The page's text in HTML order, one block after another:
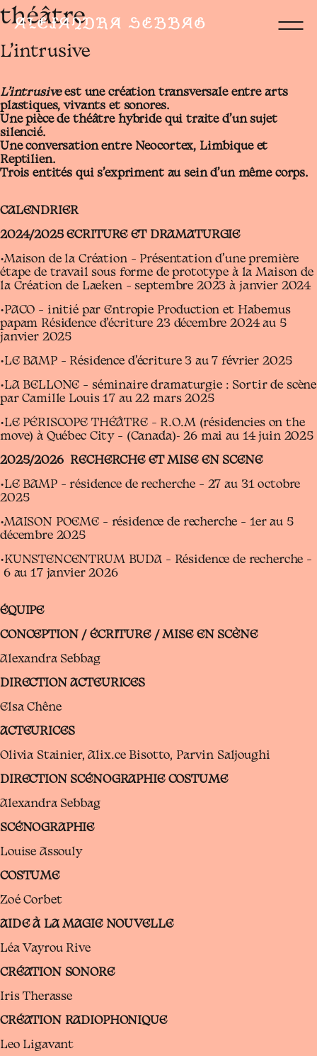
Skip
to
théâtre
L’intrusive
L’intrusiveest une création transversale entre arts
plastiques, vivants et sonores.
Une pièce de théâtre hybride qui traite d’un sujet
silencié.
Une conversation entre Neocortex, Limbique et
Reptilien.
Trois entités qui s’expriment au sein d’un même corps.
CALENDRIER
2024/2025 ECRITURE ET DRAMATURGIE
•Maison de la Création – Présentation d’une première
étape de travail sous forme de prototype à la Maison de
la Création de Laeken – septembre 2023 à janvier 2024
•PACO – initié par Entropie Production et Habemus
papam Résidence d’écriture 23 décembre 2024 au 5
janvier 2025
•LE BAMP – Résidence d’écriture 3 au 7 février 2025
•LA BELLONE – séminaire dramaturgie : Sortir de scène
par Camille Louis 17 au 22 mars 2025
•LE PÉRISCOPE THÉÂTRE – R.O.M (résidencies on the
move) à Québec City – (Canada)- 26 mai au 14 juin 2025
2025/2026 RECHERCHE ET MISE EN SCENE
•LE BAMP – résidence de recherche – 27 au 31 octobre
2025
•MAISON POEME – résidence de recherche – 1er au 5
décembre 2025
•KUNSTENCENTRUM BUDA – Résidence de recherche –
6 au 17 janvier 2026
ÉQUIPE
CONCEPTION / ÉCRITURE / MISE EN SCÈNE
Alexandra Sebbag
DIRECTION ACTEURICES
Elsa Chêne
ACTEURICES
Olivia Stainier, Alix.ce Bisotto, Parvin Saljoughi
DIRECTION SCÉNOGRAPHIE COSTUME
Alexandra Sebbag
SCÉNOGRAPHIE
Louise Assouly
COSTUME
Zoé Corbet
AIDE À LA MAGIE NOUVELLE
Léa Vayrou Rive
CRÉATION SONORE
Iris Therasse
CRÉATION RADIOPHONIQUE
Leo Ligavant